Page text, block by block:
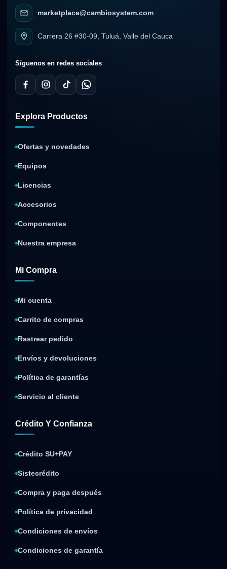
marketplace@cambiosystem.com
Carrera 26 #30-09, Tuluá, Valle del Cauca
Síguenos en redes sociales
Explora Productos
Ofertas y novedades
Equipos
Licencias
Accesorios
Componentes
Nuestra empresa
Mi Compra
Mi cuenta
Carrito de compras
Rastrear pedido
Envíos y devoluciones
Política de garantías
Servicio al cliente
Crédito Y Confianza
Crédito SU+PAY
Sistecrédito
Compra y paga después
Política de privacidad
Condiciones de envíos
Condiciones de garantía